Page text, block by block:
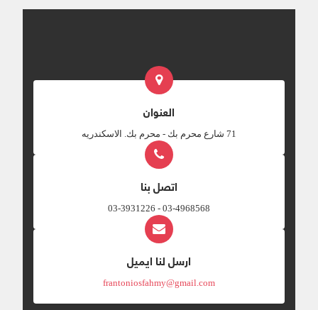
العنوان
‎71 شارع محرم بك - محرم بك. الاسكندريه
اتصل بنا
03-4968568 - 03-3931226
ارسل لنا ايميل
frantoniosfahmy@gmail.com